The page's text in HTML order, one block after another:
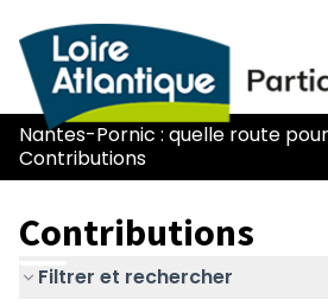
Nantes-Pornic : quelle route
Contributions
Contributions
Filtrer et rechercher